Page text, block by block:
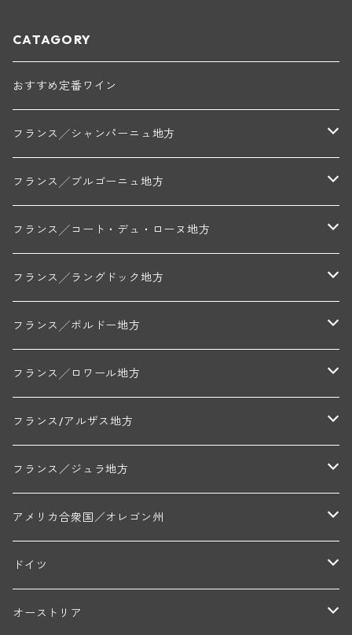
CATAGORY
おすすめ定番ワイン
フランス╱シャンパーニュ地方
モンターニュ・ド・ランス
トリシェ・ディディエ
コート・デ・ブラン
ミッシェル・ジュネ
フランス╱ブルゴーニュ地方
シャブリ地区
プティ・ポンティニィ(シャブリ)
アラン・マティアス(トネロワ)
コート・ド・ニュイ地区
クロード・デュガ(ジュヴレ・シャンベルタン)
セラファン・ペール・エ・フィス(ジュヴレ・シャンベルタン)
エマニュエル・ルジェ(フラジェ・エシェゾー)
コート・ド・ボーヌ地区
フランソワーズ・ジャニアール(ペルナン・ヴェルジュレス)
マルキ・ダンジェルヴィル(ヴォルネー)
コート・シャロネーズ地区
ロワイエ(コート・デュ・クーショワ)
A&Pド・ヴィレーヌ(ブーズロン)
マコネ地区
マンシア・ポンセ(シャントレ)
ボージョレ地区
フランク・ジュイヤール(ジュリエナ)
ギイ・ブルトン(モルゴン)
フランス╱コート・デュ・ローヌ地方
北部地区
ジャン・ルイ・シャーヴ(エルミタージュ)
ジャン・ルイ・シャーヴ・セレクション(エルミタージュ)
南部地区
ル・ヴュー・ドンジョン(シャトーヌフ・デュ・パプ)
シャトー・ライヤ(シャトーヌフ・デュ・パプ)
フランス╱ラングドック地方
コトー・デュ・ラングドック地区
ド・ロルチュ(ヴァルフローネ)
ヴァン・ド・ペイ・ド・レロー
ムーラン・ド・ガサック
フランス╱ボルドー地方
アントル・ドゥー・メール地区
シャトー・レストリーユ
メドック地区
シャトー・ル・タンプル
フランス╱ロワール地方
ペイ・ナンテ地区
デ・オー・ペミオン(ムスカデ)
サントル・ニヴェルネ地区
ディディエ・ダグノー(プイィ・フュメ)
レジス・ミネ(プイィ・フュメ)
トゥーレーヌ地区
ド・ラ・ノブレ(シノン)
フランス/アルザス地方
ロリー・ガスマン
フランス／ジュラ地方
アルボワ
ペリカン
アメリカ合衆国／オレゴン州
ウィラメット・ヴァレー
ニコラ・ジェイ
ドイツ
ラインガウ
オーストリア